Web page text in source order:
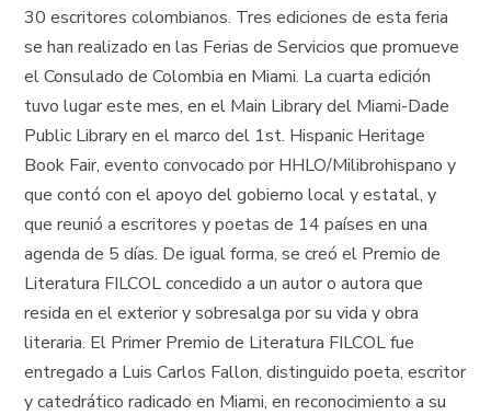
30 escritores colombianos. Tres ediciones de esta feria
se han realizado en las Ferias de Servicios que promueve
el Consulado de Colombia en Miami. La cuarta edición
tuvo lugar este mes, en el Main Library del Miami-Dade
Public Library en el marco del 1st. Hispanic Heritage
Book Fair, evento convocado por HHLO/Milibrohispano y
que contó con el apoyo del gobierno local y estatal, y
que reunió a escritores y poetas de 14 países en una
agenda de 5 días. De igual forma, se creó el Premio de
Literatura FILCOL concedido a un autor o autora que
resida en el exterior y sobresalga por su vida y obra
literaria. El Primer Premio de Literatura FILCOL fue
entregado a Luis Carlos Fallon, distinguido poeta, escritor
y catedrático radicado en Miami, en reconocimiento a su